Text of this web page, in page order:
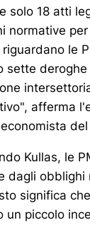
solo 18 atti
normative
le
sette
afferma
Kullas, le
dagli obblighi
significa
un piccolo